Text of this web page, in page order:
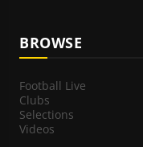
BROWSE
Football Live
Clubs
Selections
Videos